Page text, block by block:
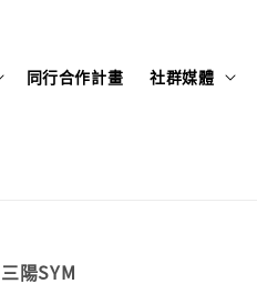
同行合作計畫 社群媒體
三陽SYM